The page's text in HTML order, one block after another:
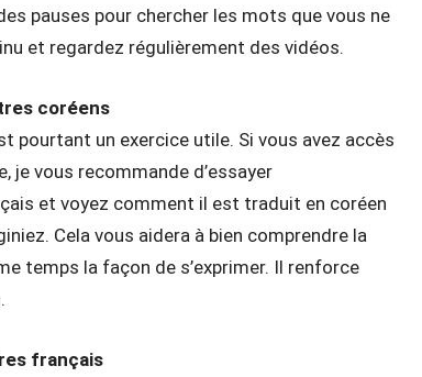
pauses pour chercher les mots que vous ne
et regardez régulièrement des vidéos.
coréens
pourtant un exercice utile. Si vous avez accès
je vous recommande d’essayer
et voyez comment il est traduit en coréen
Cela vous aidera à bien comprendre la
temps la façon de s’exprimer. Il renforce
français